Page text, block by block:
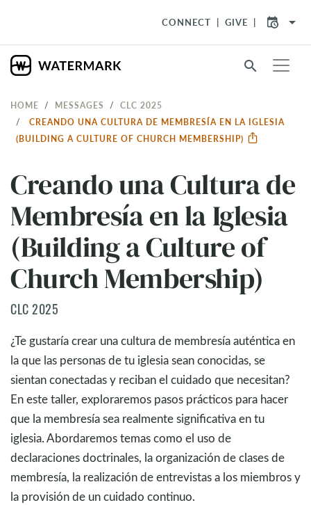
CONNECT GIVE arrow_drop_down
search
HOME MESSAGES
CLC 2025
CREANDO UNA CULTURA DE MEMBRESÍA EN LA IGLESIA
(BUILDING A CULTURE OF CHURCH MEMBERSHIP)
Creando una Cultura de
Membresía en la Iglesia
(Building a Culture of
Church Membership)
CLC 2025
¿Te gustaría crear una cultura de membresía auténtica en
la que las personas de tu iglesia sean conocidas, se
sientan conectadas y reciban el cuidado que necesitan?
En este taller, exploraremos pasos prácticos para hacer
que la membresía sea realmente significativa en tu
iglesia. Abordaremos temas como el uso de
declaraciones doctrinales, la organización de clases de
membresía, la realización de entrevistas a los miembros y
la provisión de un cuidado continuo.